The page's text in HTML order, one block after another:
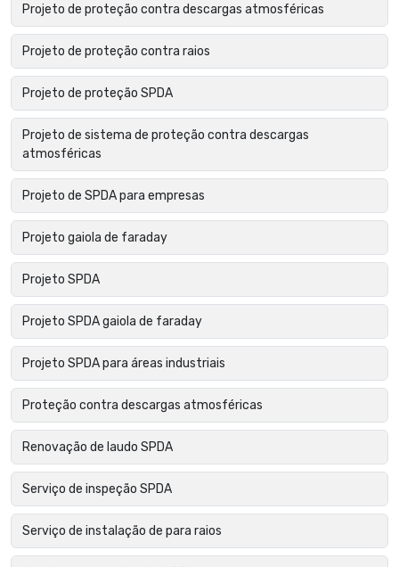
Projeto de proteção contra descargas atmosféricas
Projeto de proteção contra raios
Projeto de proteção SPDA
Projeto de sistema de proteção contra descargas
atmosféricas
Projeto de SPDA para empresas
Projeto gaiola de faraday
Projeto SPDA
Projeto SPDA gaiola de faraday
Projeto SPDA para áreas industriais
Proteção contra descargas atmosféricas
Renovação de laudo SPDA
Serviço de inspeção SPDA
Serviço de instalação de para raios